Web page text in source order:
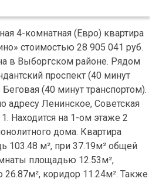
4-комнатная (Евро) квартира
стоимостью 28 905 041 руб.
в Выборгском районе. Рядом
проспект (40 минут
(40 минут транспортом).
адресу Ленинское, Советская
Находится на 1-ом этаже 2
дома. Квартира
103.48 м², при 37.19м² общей
площадью 12.53м²,
26.87м², коридор 11.24м². Также